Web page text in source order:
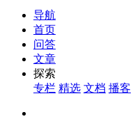
导航
首页
问答
文章
探索
专栏 精选 文档 播客